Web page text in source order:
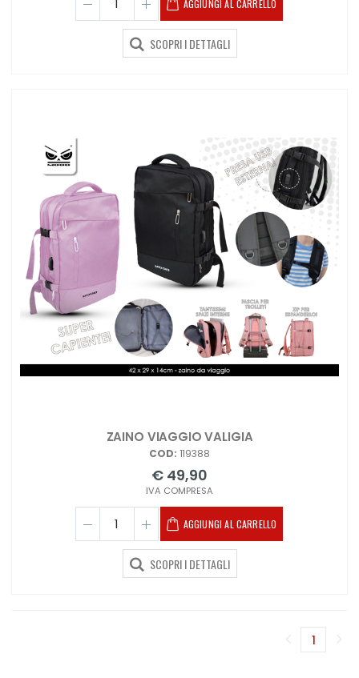
AGGIUNGI AL CARRELLO
SCOPRI I DETTAGLI
ZAINO VIAGGIO VALIGIA
COD: 119388
€ 49,90
IVA COMPRESA
AGGIUNGI AL CARRELLO
SCOPRI I DETTAGLI
1